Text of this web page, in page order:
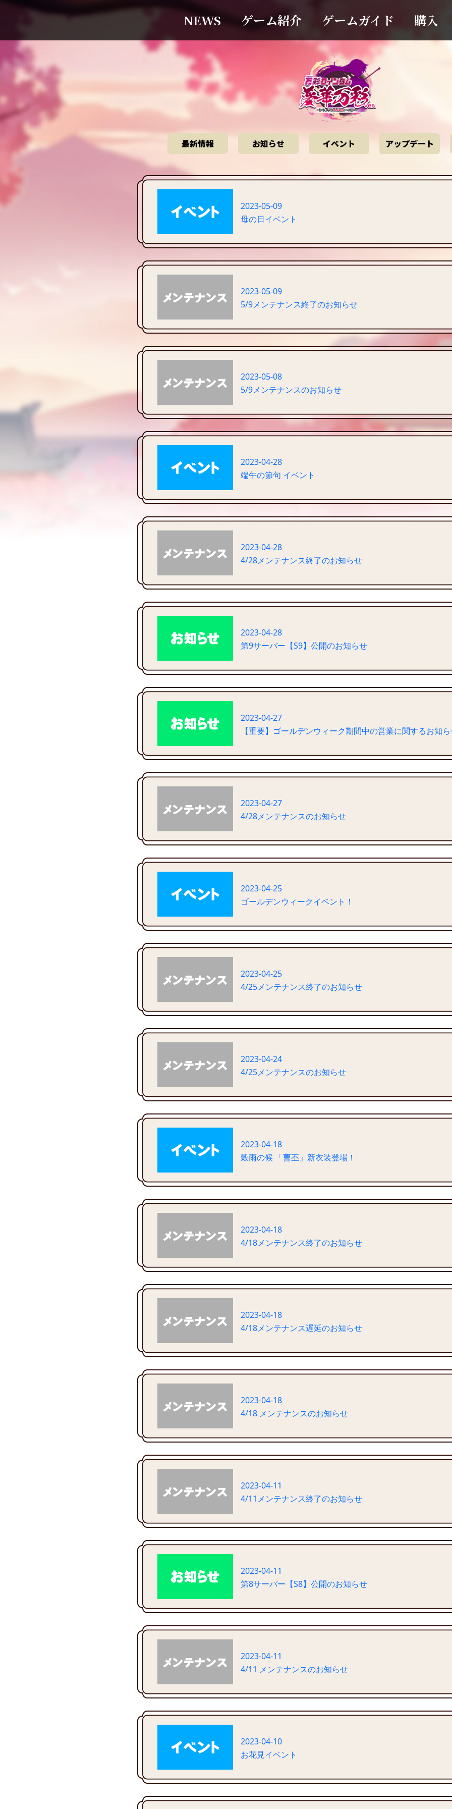
NEWS ゲーム紹介 ゲームガイド 購入
最新情報 お知らせ イベント アップデート
2023-05-09
母の日イベント
2023-05-09
5/9メンテナンス終了のお知らせ
2023-05-08
5/9メンテナンスのお知らせ
2023-04-28
端午の節句 イベント
2023-04-28
4/28メンテナンス終了のお知らせ
2023-04-28
第9サーバー【S9】公開のお知らせ
2023-04-27
【重要】ゴールデンウィーク期間中の営業に関するお知
2023-04-27
4/28メンテナンスのお知らせ
2023-04-25
ゴールデンウィークイベント！
2023-04-25
4/25メンテナンス終了のお知らせ
2023-04-24
4/25メンテナンスのお知らせ
2023-04-18
穀雨の候 「曹丕」新衣装登場！
2023-04-18
4/18メンテナンス終了のお知らせ
2023-04-18
4/18メンテナンス遅延のお知らせ
2023-04-18
4/18 メンテナンスのお知らせ
2023-04-11
4/11メンテナンス終了のお知らせ
2023-04-11
第8サーバー【S8】公開のお知らせ
2023-04-11
4/11 メンテナンスのお知らせ
2023-04-10
お花見イベント